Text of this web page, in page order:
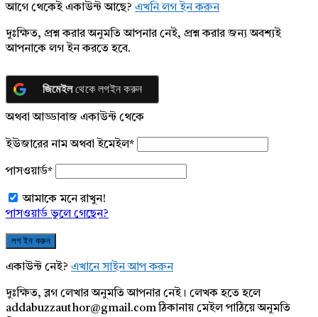
আগে থেকেই একাউন্ট আছে? এখনি লগ ইন করুন
দুঃক্ষিত, প্রশ্ন করার অনুমতি আপনার নেই, প্রশ্ন করার জন্য অবশ্যই
আপনাকে লগ ইন করতে হবে.
জিমেইলথেকে লগইন করুন
অথবা আড্ডাবাজ একাউন্ট থেকে
ইউজারের নাম অথবা ইমেইল*
পাসওয়ার্ড*
আমাকে মনে রাখুন!
পাসওয়ার্ড ভুলে গেছেন?
একাউন্ট নেই? এখানে সাইন আপ করুন
দুঃক্ষিত, ব্লগ লেখার অনুমতি আপনার নেই। লেখক হতে হলে
addabuzzauthor@gmail.com ঠিকানায় মেইল পাঠিয়ে অনুমতি